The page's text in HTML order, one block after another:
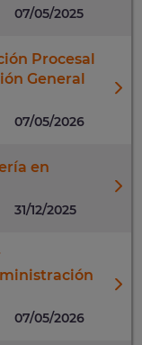
07/05/2025
Procesal
General
07/05/2026
en
31/12/2025
07/05/2026